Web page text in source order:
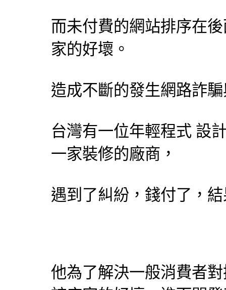
而未付費的網站排序在
家的好壞。
造成不斷的發生網路詐
台灣有一位年輕程式 設
一家裝修的廠商，
遇到了糾紛，錢付了，
他為了解決一般消費者